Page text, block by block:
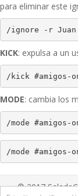
para eliminar este
/ignore -r Juan
KICK: expulsa a un
/kick #amigos-
MODE: cambia los
/mode #amigos-
/mode #amigos-
© 2017